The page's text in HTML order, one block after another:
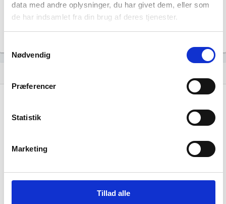
data med andre oplysninger, du har givet dem, eller som
de har indsamlet fra din brug af deres tjenester.
Nødvendig
Præferencer
Statistik
Marketing
Tillad alle
2
… …
3